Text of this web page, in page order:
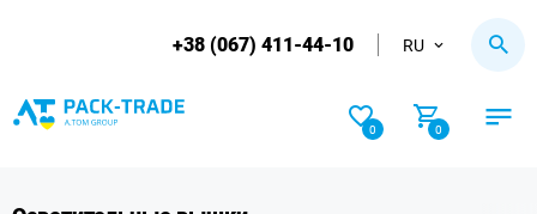
+38 (067) 411-44-10 RU
0 0